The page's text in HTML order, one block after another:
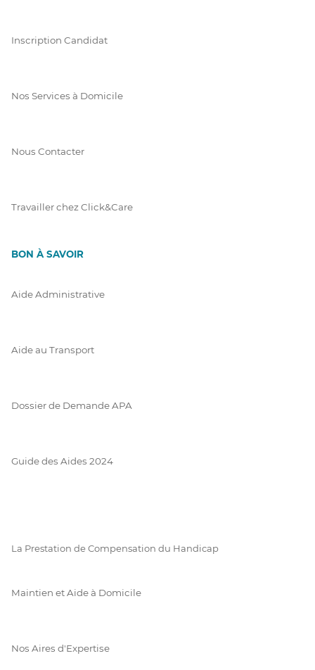
Inscription Candidat
Nos Services à Domicile
Nous Contacter
Travailler chez Click&Care
BON À SAVOIR
Aide Administrative
Aide au Transport
Dossier de Demande APA
Guide des Aides 2024
La Prestation de Compensation du Handicap
Maintien et Aide à Domicile
Nos Aires d'Expertise